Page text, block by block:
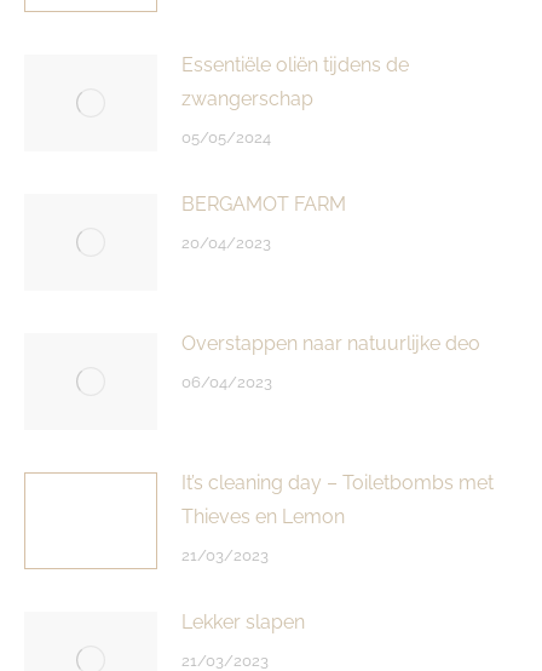
Essentiële oliën tijdens de
zwangerschap
05/05/2024
BERGAMOT FARM
20/04/2023
Overstappen naar natuurlijke deo
06/04/2023
It’s cleaning day – Toiletbombs met
Thieves en Lemon
21/03/2023
Lekker slapen
21/03/2023